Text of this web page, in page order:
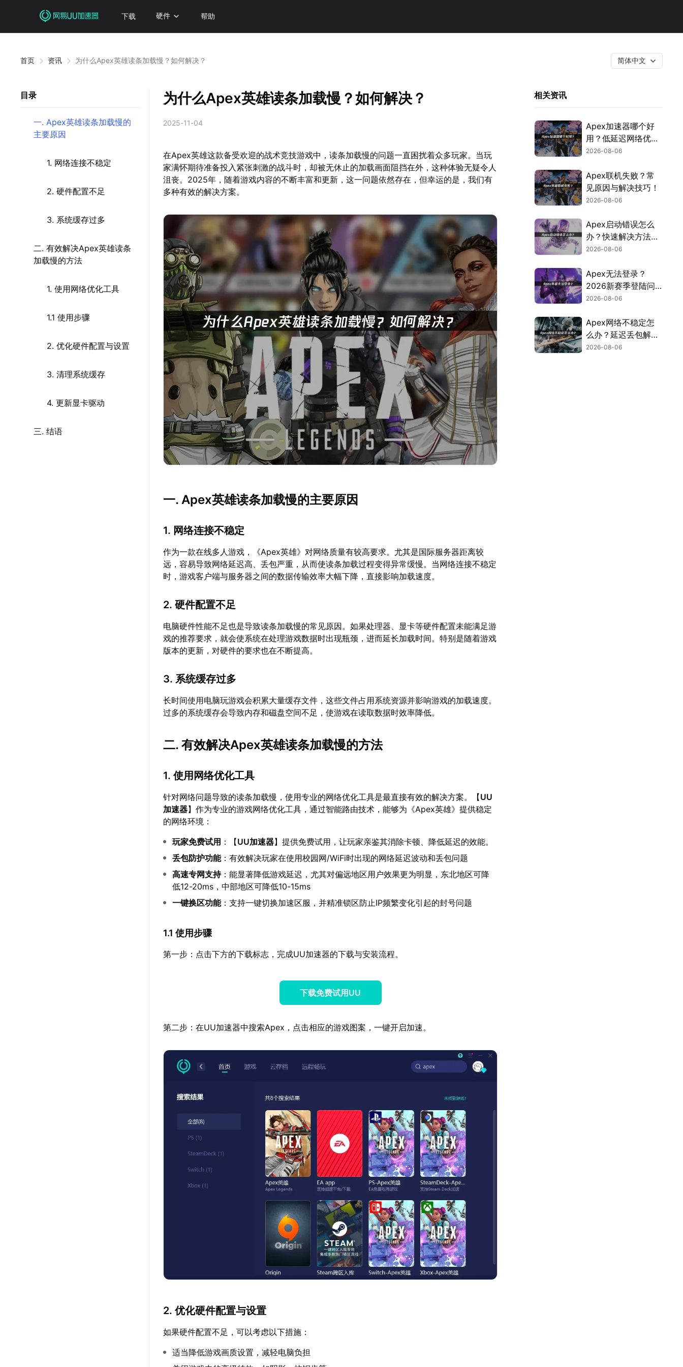
下载 硬件 帮助
首页 资讯 为什么Apex英雄读条加载慢？如何解决？ 简体中文
目录
一. Apex英雄读条加载慢的
主要原因
1. 网络连接不稳定
2. 硬件配置不足
3. 系统缓存过多
二. 有效解决Apex英雄读条
加载慢的方法
1. 使用网络优化工具
1.1 使用步骤
2. 优化硬件配置与设置
3. 清理系统缓存
4. 更新显卡驱动
三. 结语
为什么Apex英雄读条加载慢？如何解决？
2025-11-04
在Apex英雄这款备受欢迎的战术竞技游戏中，读条加载慢的问题一直困扰着众多玩家。当玩
家满怀期待准备投入紧张刺激的战斗时，却被无休止的加载画面阻挡在外，这种体验无疑令人
沮丧。2025年，随着游戏内容的不断丰富和更新，这一问题依然存在，但幸运的是，我们有
多种有效的解决方案。
一. Apex英雄读条加载慢的主要原因
1. 网络连接不稳定
作为一款在线多人游戏，《Apex英雄》对网络质量有较高要求。尤其是国际服务器距离较
远，容易导致网络延迟高、丢包严重，从而使读条加载过程变得异常缓慢。当网络连接不稳定
时，游戏客户端与服务器之间的数据传输效率大幅下降，直接影响加载速度。
2. 硬件配置不足
电脑硬件性能不足也是导致读条加载慢的常见原因。如果处理器、显卡等硬件配置未能满足游
戏的推荐要求，就会使系统在处理游戏数据时出现瓶颈，进而延长加载时间。特别是随着游戏
版本的更新，对硬件的要求也在不断提高。
3. 系统缓存过多
长时间使用电脑玩游戏会积累大量缓存文件，这些文件占用系统资源并影响游戏的加载速度。
过多的系统缓存会导致内存和磁盘空间不足，使游戏在读取数据时效率降低。
二. 有效解决Apex英雄读条加载慢的方法
1. 使用网络优化工具
针对网络问题导致的读条加载慢，使用专业的网络优化工具是最直接有效的解决方案。【UU
加速器】作为专业的游戏网络优化工具，通过智能路由技术，能够为《Apex英雄》提供稳定
的网络环境：
玩家免费试用 ：【UU加速器】提供免费试用，让玩家亲鉴其消除卡顿、降低延迟的效能。
丢包防护功能：有效解决玩家在使用校园网/WiFi时出现的网络延迟波动和丢包问题
高速专网支持：能显著降低游戏延迟，尤其对偏远地区用户效果更为明显，东北地区可降
低12-20ms，中部地区可降低10-15ms
一键换区功能：支持一键切换加速区服，并精准锁区防止IP频繁变化引起的封号问题
1.1 使用步骤
第一步：点击下方的下载标志，完成UU加速器的下载与安装流程。
下载免费试用UU
第二步：在UU加速器中搜索Apex，点击相应的游戏图案，一键开启加速。
2. 优化硬件配置与设置
如果硬件配置不足，可以考虑以下措施：
适当降低游戏画质设置，减轻电脑负担
相关资讯
Apex加速器哪个好
用？低延迟网络优化
完全指南！
2026-08-06
Apex联机失败？常
见原因与解决技巧！
2026-08-06
Apex启动错误怎么
办？快速解决方法全
指南！
2026-08-06
Apex无法登录？
2026新赛季登陆问
题解决指南！
2026-08-06
Apex网络不稳定怎
么办？延迟丢包解决
全攻略！
2026-08-06